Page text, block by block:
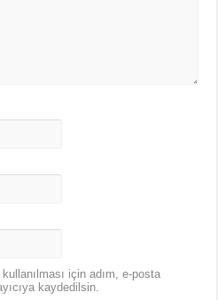
için adım, e-posta
kaydedilsin.